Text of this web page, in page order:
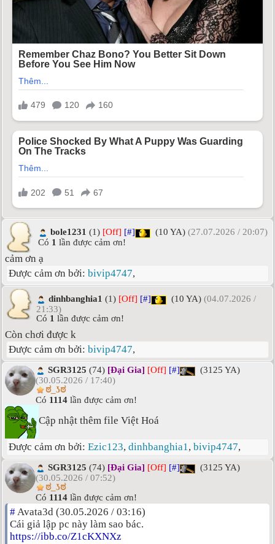
bole1231 (1) [Off] [#] (10 YA) (27.07.2026 / 20:07)
Có 1 lần được cảm ơn!
cảm ơn ạ
Được cảm ơn bởi: bivip4747,
dinhbanghia1 (1) [Off] [#] (10 YA) (04.07.2026 /
21:33)
Có 1 lần được cảm ơn!
Còn chơi được k
Được cảm ơn bởi: bivip4747,
SGR3125 (74) [Đại Gia] [Off] [#]
(3125 YA)
(30.05.2026 / 17:40)
ಠ_ʖಠ
Có 1114 lần được cảm ơn!
Cập nhật thêm file Việt Hoá
Được cảm ơn bởi: Ezic123, dinhbanghia1, bivip4747,
SGR3125 (74) [Đại Gia] [Off] [#]
(3125 YA)
(30.05.2026 / 07:52)
ಠ_ʖಠ
Có 1114 lần được cảm ơn!
#Avata3d (30.05.2026 / 03:16)
Cái giả lập pc này làm sao bác.
https://ibb.co/Z1cKXNXz